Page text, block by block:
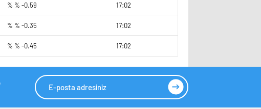
% % -0.59 17:02
% % -0.35 17:02
% % -0.45 17:02